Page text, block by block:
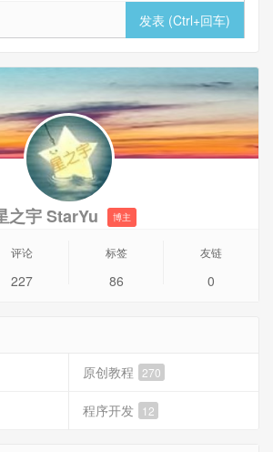
之宇 StarYu 博主
评论
227
标签
86
友链
0
原创教程 270
程序开发 12